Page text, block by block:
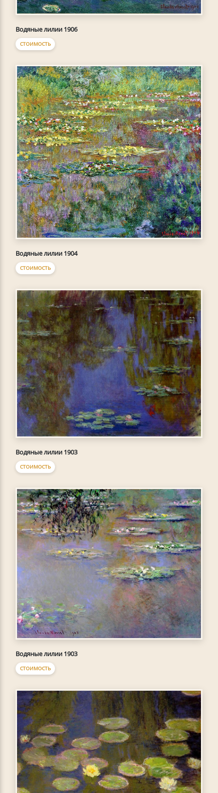
Водяные лилии 1906
СТОИМОСТЬ
Водяные лилии 1904
СТОИМОСТЬ
Водяные лилии 1903
СТОИМОСТЬ
Водяные лилии 1903
СТОИМОСТЬ